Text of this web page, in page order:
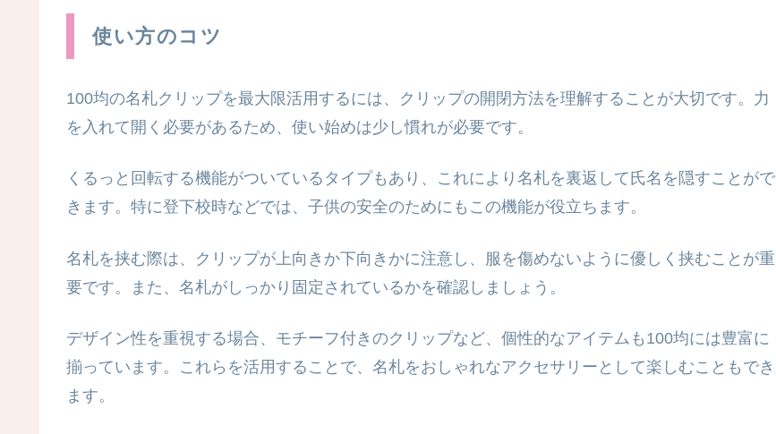
使い方のコツ
100均の名札クリップを最大限活用するには、クリップの開閉方法を理解することが大切です。力
を入れて開く必要があるため、使い始めは少し慣れが必要です。
くるっと回転する機能がついているタイプもあり、これにより名札を裏返して氏名を隠すことがで
きます。特に登下校時などでは、子供の安全のためにもこの機能が役立ちます。
名札を挟む際は、クリップが上向きか下向きかに注意し、服を傷めないように優しく挟むことが重
要です。また、名札がしっかり固定されているかを確認しましょう。
デザイン性を重視する場合、モチーフ付きのクリップなど、個性的なアイテムも100均には豊富に
揃っています。これらを活用することで、名札をおしゃれなアクセサリーとして楽しむこともでき
ます。